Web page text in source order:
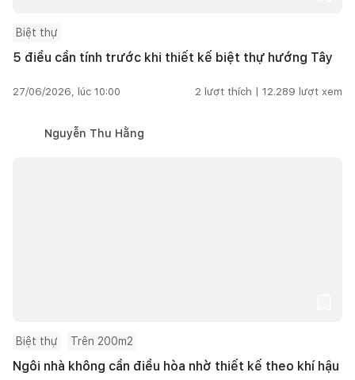
Biệt thự
5 điều cần tính trước khi thiết kế biệt thự hướng Tây
27/06/2026, lúc 10:00 2 lượt thích | 12.289 lượt xem
Nguyễn Thu Hằng
Biệt thự Trên 200m2
Ngôi nhà không cần điều hòa nhờ thiết kế theo khí hậu